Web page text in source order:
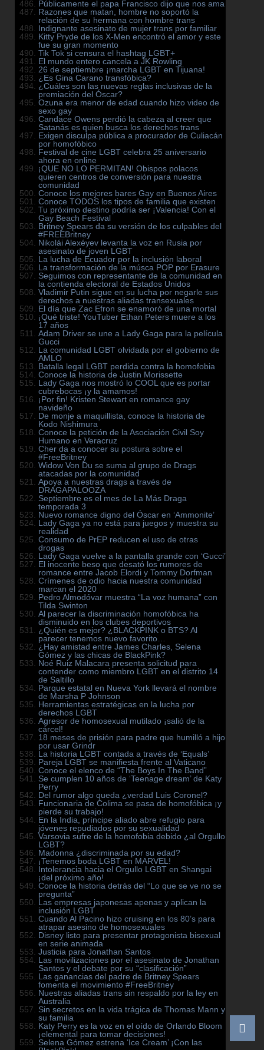
Públicamente el papa Francisco dijo que nos ama
Razones que matan, hombre no soportó la
relación de su hermana con hombre trans
Indignante asesinato de mujer trans por familiar
Kitty Pryde de los X-Men encontró el amor y este
fue su gran momento
Tik Tok si censura el hashtag LGBT+
El mundo entero cancela a JK Rowling
26 de septiembre ¡marcha LGBT en Tijuana!
¿Es Gina Carano transfóbica?
¿Cuáles son las nuevas reglas inclusivas de la
premiación del Óscar?
Ozuna era menor de edad cuando hizo video de
sexo gay
Candace Owens perdió la cabeza al creer que
Satanás es quien busca los derechos trans
Exigen disculpa pública a procurador de Culiacán
por homofóbico
Festival de cine LGBT celebra 25 aniversario
ahora en online
¡QUE NO LO PERMITAN! Obispos polacos
quieren centros de conversión para nuestra
comunidad
Conoce los mejores bares Gay en Buenos Aires
Conoce TODOS los tipos de familia que existen
Tu próximo destino podría ser ¡Valencia! Con el
Gay Beach Festival
Britney Spears da su versión de los culpables del
#FREEBritney
Nikolái Alexéyev levanta la voz en Rusia por
asesinato de joven LGBT
La lucha de Ecuador por la inclusión laboral
La transformación de la músca POP por Erasure
Seguimos con representante de la comunidad en
la contienda electoral de Estados Unidos
Vladimir Putin sigue en su lucha por negarle sus
derechos a nuestras aliadas transexuales
El día que Zac Efron se enamoró de una mortal
¡Qué triste! YouTuber Ethan Peters muere a los
17 años
Adam Driver se une a Lady Gaga para la película
Gucci
La comunidad LGBT olvidada por el gobierno de
AMLO
Batalla legal LGBT perdida contra la homofobia
Conoce la historia de Justin Morissette
Lady Gaga nos mostró lo COOL que es portar
cubrebocas ¡y la amamos!
¡Por fin! Kristen Stewart en romance gay
navideño
De monje a maquillista, conoce la historia de
Kodo Nishimura
Conoce la petición de la Asociación Civil Soy
Humano en Veracruz
Cher da a conocer su postura sobre el
#FreeBritney
Widow Von Du se suma al grupo de Drags
atacadas por la comunidad
Apoya a nuestras drags a través de
DRAGAPALOOZA
Septiembre es el mes de La Más Draga
temporada 3
Nuevo romance digno del Óscar en ‘Ammonite’
Lady Gaga ya no está para juegos y muestra su
realidad
Consumo de PrEP reducen el uso de otras
drogas
Lady Gaga vuelve a la pantalla grande con ‘Gucci’
El inocente beso que desató los rumores de
romance entre Jacob Elordi y Tommy Dorfman
Crímenes de odio hacia nuestra comunidad
marcan el 2020
Pedro Almodóvar muestra “La voz humana” con
Tilda Swinton
Al parecer la discriminación homofóbica ha
disminuido en los clubes deportivos
¿Quién es mejor? ¿BLACKPINK o BTS? Al
parecer tenemos nuevo favorito…
¿Hay amistad entre James Charles, Selena
Gómez y las chicas de BlackPink?
Noé Ruiz Malacara presenta solicitud para
contender como miembro LGBT en el distrito 14
de Saltillo
Parque estatal en Nueva York llevará el nombre
de Marsha P Johnson
Herramientas estratégicas en la lucha por
derechos LGBT
Agresor de homosexual mutilado ¡salió de la
cárcel!
18 meses de prisión para padre que humilló a hijo
por usar Grindr
La historia LGBT contada a través de ‘Equals’
Pareja LGBT se manifiesta frente al Vaticano
Conoce el elenco de “The Boys In The Band”
Se cumplen 10 años de ‘Teenage dream’ de Katy
Perry
Del rumor algo queda ¿verdad Luis Coronel?
Funcionaria de Colima se pasa de homofóbica ¡y
pierde su trabajo!
En la India, príncipe aliado abre refugio para
jóvenes repudiados por su sexualidad
Varsovia sufre de la homofobia debido ¿al Orgullo
LGBT?
Madonna ¿discriminada por su edad?
¡Tenemos boda LGBT en MARVEL!
Intolerancia hacia el Orgullo LGBT en Shangai
¡del próximo año!
Conoce la historia detrás del “Lo que se ve no se
pregunta”
Las empresas japonesas apenas y aplican la
inclusión LGBT
Cuando Al Pacino hizo cruising en los 80’s para
atrapar asesino de homosexuales
Disney listo para presentar protagonista bisexual
en serie animada
Justicia para Jonathan Santos
Las movilizaciones por el asesinato de Jonathan
Santos y el debate por su “clasificación”
Las ganancias del padre de Britney Spears
fomenta el movimiento #FreeBritney
Nuestras aliadas trans sin respaldo por la ley en
Australia
Sin secretos en la vida trágica de Thomas Mann y
su familia
Katy Perry es la voz en el oído de Orlando Bloom
¡elemental para tomar decisiones!
Selena Gómez estrena ‘Ice Cream’ ¡Con las